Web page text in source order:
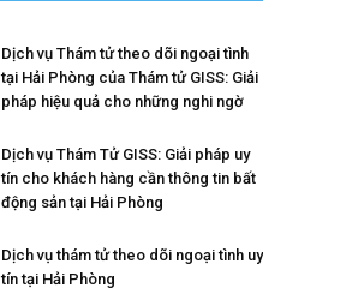
Dịch vụ Thám tử theo dõi ngoại tình
tại Hải Phòng của Thám tử GISS: Giải
pháp hiệu quả cho những nghi ngờ
Dịch vụ Thám Tử GISS: Giải pháp uy
tín cho khách hàng cần thông tin bất
động sản tại Hải Phòng
Dịch vụ thám tử theo dõi ngoại tình uy
tín tại Hải Phòng